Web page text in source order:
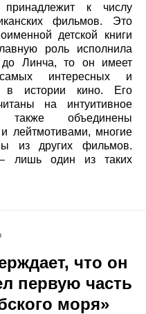
к числу
фильмов. Это
детской книги
роль исполнила
Линча, то он имеет
интересных и
в истории кино. Его
на интуитивное
объединены
лейтмотивами, многие
из других фильмов.
лишь один из таких
что он
первую часть
моря»